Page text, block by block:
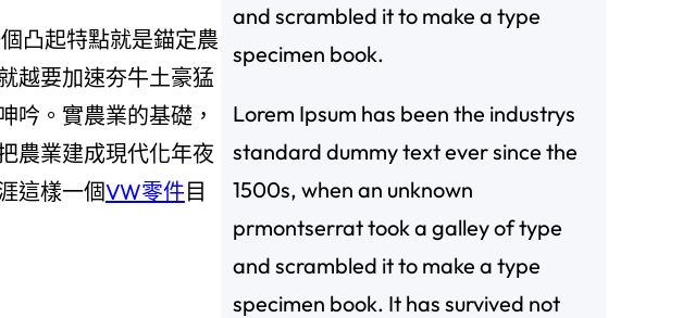
凸起特點就是錨定農
越要加速夯牛土豪猛
吟。實農業的基礎，
農業建成現代化年夜
這樣一個VW零件目
and scrambled it to make a type
specimen book.
Lorem Ipsum has been the industrys
standard dummy text ever since the
1500s, when an unknown
prmontserrat took a galley of type
and scrambled it to make a type
specimen book. It has survived not